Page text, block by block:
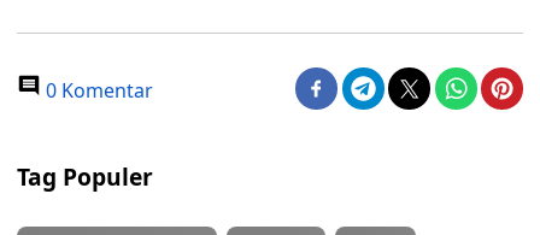
0 Komentar
Tag Populer